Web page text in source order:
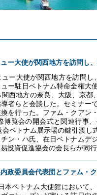
ー大使が関西地方を訪問し
ー大使が関西地方を訪問し
ー駐日ベトナム特命全権大
西地方の奈良、大阪、京都
者らと会談した。セミナー
を行った。ファム・クアン
博覧会の開会式と関連行事
ベトナム展示場の鍵引渡し
チン・ハ氏、在日ベトナムデ
投資促進協会の会長らが同行
政委員会代表団とファム・
本ベトナム大使館において